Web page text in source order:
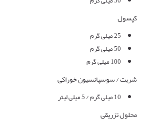
کپسول
شربت / سوسپانسیون خوراکی
محلول تزریقی